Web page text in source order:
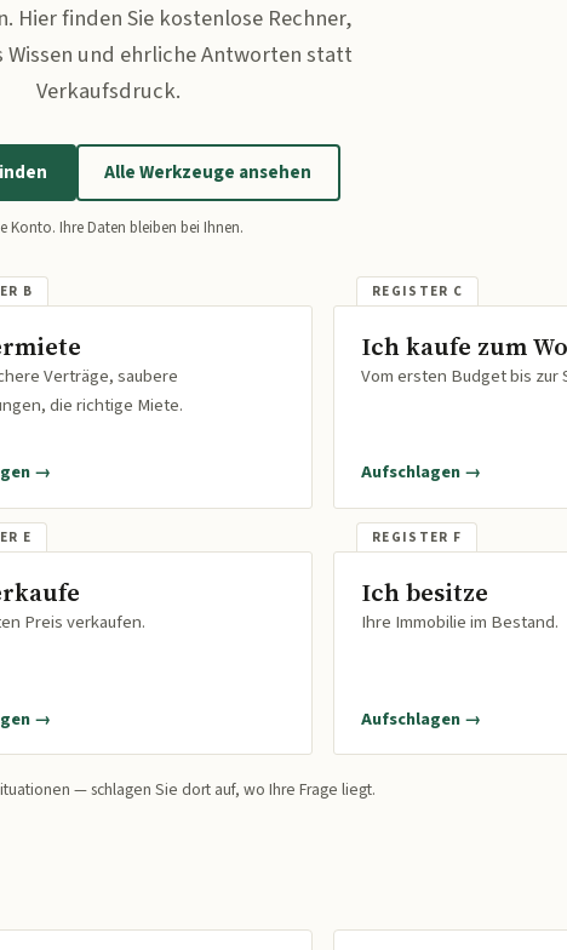
Hier finden Sie kostenlose Rechner,
und ehrliche Antworten statt
Verkaufsdruck.
Alle Werkzeuge ansehen
Konto. Ihre Daten bleiben bei Ihnen.
Verträge, saubere
die richtige Miete.
→
Ich kaufe zum
Vom ersten Budget bis zur
Aufschlagen →
Preis verkaufen.
→
Ich besitze
Ihre Immobilie im Bestand.
Aufschlagen →
— schlagen Sie dort auf, wo Ihre Frage liegt.